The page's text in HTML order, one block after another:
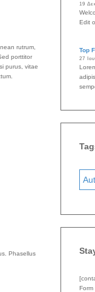
rutrum,
porttitor
purus, vitae
Phasellus
19
Edit
Top
27
Form